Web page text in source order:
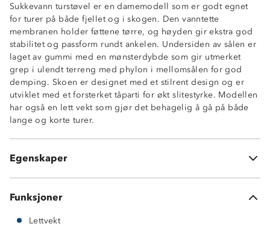
Sukkevann turstøvel er en damemodell som er godt egnet
for turer på både fjellet og i skogen. Den vanntette
membranen holder føttene tørre, og høyden gir ekstra god
stabilitet og passform rundt ankelen. Undersiden av sålen er
laget av gummi med en mønsterdybde som gir utmerket
grep i ulendt terreng med phylon i mellomsålen for god
demping. Skoen er designet med et stilrent design og er
utviklet med et forsterket tåparti for økt slitestyrke. Modellen
har også en lett vekt som gjør det behagelig å gå på både
lange og korte turer.
Egenskaper
Vanntett membran
3-sesong sko (vår, høst og vinter)
Gripsåle i gummi
Forsterket tå- og hælparti
Funksjoner
Lettvekt